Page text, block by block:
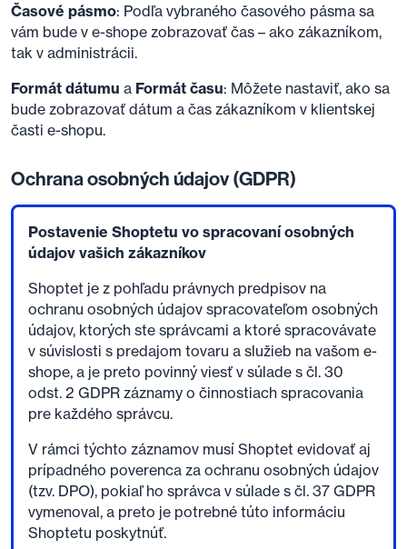
Časové pásmo: Podľa vybraného časového pásma sa
vám bude v e-shope zobrazovať čas – ako zákazníkom,
tak v administrácii.
Formát dátumu a Formát času: Môžete nastaviť, ako sa
bude zobrazovať dátum a čas zákazníkom v klientskej
časti e-shopu.
Ochrana osobných údajov (GDPR)
Postavenie Shoptetu vo spracovaní osobných
údajov vašich zákazníkov
Shoptet je z pohľadu právnych predpisov na
ochranu osobných údajov spracovateľom osobných
údajov, ktorých ste správcami a ktoré spracovávate
v súvislosti s predajom tovaru a služieb na vašom e-
shope, a je preto povinný viesť v súlade s čl. 30
odst. 2 GDPR záznamy o činnostiach spracovania
pre každého správcu.
V rámci týchto záznamov musí Shoptet evidovať aj
prípadného poverenca za ochranu osobných údajov
(tzv. DPO), pokiaľ ho správca v súlade s čl. 37 GDPR
vymenoval, a preto je potrebné túto informáciu
Shoptetu poskytnúť.